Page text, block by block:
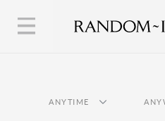
ANYTIME